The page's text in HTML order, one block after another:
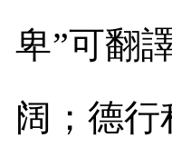
卑”可翻
阔；德